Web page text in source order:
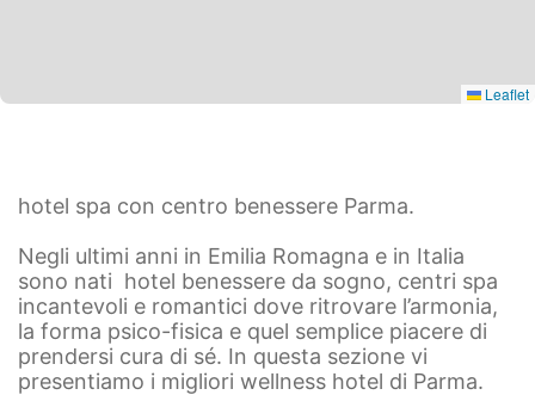
Leaflet
hotel spa con centro benessere Parma.
Negli ultimi anni in Emilia Romagna e in Italia
sono nati hotel benessere da sogno, centri spa
incantevoli e romantici dove ritrovare l’armonia,
la forma psico-fisica e quel semplice piacere di
prendersi cura di sé. In questa sezione vi
presentiamo i migliori wellness hotel di Parma.